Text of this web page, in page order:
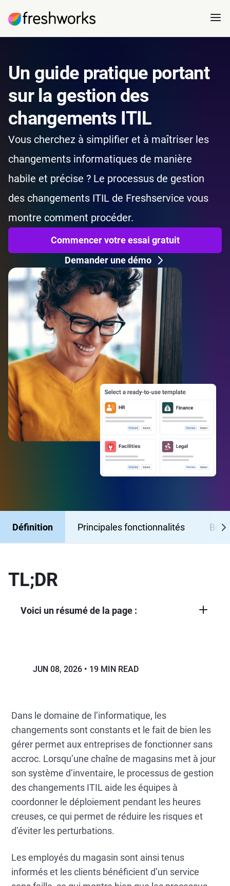
Un guide pratique portant
sur la gestion des
changements ITIL
Vous cherchez à simplifier et à maîtriser les
changements informatiques de manière
habile et précise ? Le processus de gestion
des changements ITIL de Freshservice vous
montre comment procéder.
Commencer votre essai gratuit
Demander une démo
Définition Principales fonctionnalités
TL;DR
Voici un résumé de la page :
programmation, mise en œuvre, revue
Le cadre offre un enregistrement
centralisé des changements, des
approbations de flux de travail
automatisées, une analyse des risques et
des impacts, une catégorisation structurée
des changements et un Forward Schedule
of Changes. Il en résulte moins d'incidents
liés aux changements, une mise en œuvre
plus rapide, une meilleure conformité et
une visibilité accrue au sein de
l'organisation.
La gestion des changements ITIL s'intègre
à d'autres processus ITIL, notamment la
gestion des incidents, la gestion des
JUN 08, 2026 19 MIN READ
Dans le domaine de l’informatique, les
changements sont constants et le fait de bien les
gérer permet aux entreprises de fonctionner sans
accroc. Lorsqu’une chaîne de magasins met à jour
son système d’inventaire, le processus de gestion
des changements ITIL aide les équipes à
coordonner le déploiement pendant les heures
creuses, ce qui permet de réduire les risques et
d’éviter les perturbations.
Les employés du magasin sont ainsi tenus
informés et les clients bénéficient d’un service